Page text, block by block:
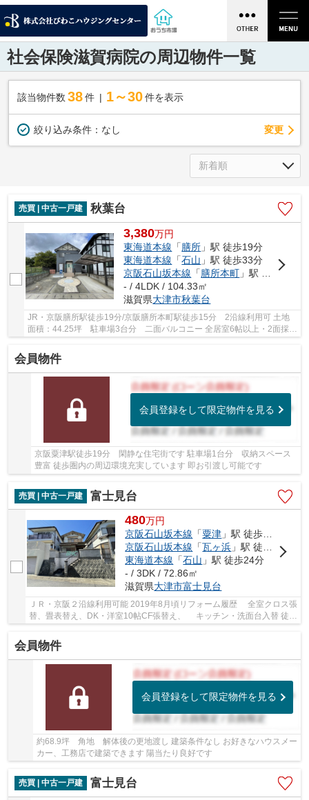
社会保険滋賀病院の周辺物件一覧
該当物件数 38件 1～30 件を表示
絞り込み条件： なし 変更
売買 | 中古一戸建 秋葉台
3,380万円
東海道本線 「膳所 」駅 徒歩19分
東海道本線 「石山 」駅 徒歩33分
京阪石山坂本線 「膳所本町 」駅 徒歩15分
- / 4LDK / 104.33㎡
滋賀県大津市秋葉台
JR・京阪膳所駅徒歩19分/京阪膳所本町駅徒歩15分 2沿線利用可 土地
面積：44.25坪 駐車場3台分 二面バルコニー 全居室6帖以上・2面採光
で陽当たり・通風良好です 【令和8年7月内装リ...
会員物件
会員登録をして限定物件を見る
京阪粟津駅徒歩19分 閑静な住宅街です 駐車場1台分 収納スペース
豊富 徒歩圏内の周辺環境充実しています 即お引渡し可能です
売買 | 中古一戸建 富士見台
480万円
京阪石山坂本線 「粟津 」駅 徒歩16分
京阪石山坂本線 「瓦ヶ浜 」駅 徒歩20分
東海道本線 「石山 」駅 徒歩24分
- / 3DK / 72.86㎡
滋賀県大津市富士見台
ＪＲ・京阪２沿線利用可能 2019年8月頃リフォーム履歴 全室クロス張
替、畳表替え、DK・洋室10帖CF張替え、 キッチン・洗面台入替 徒歩
会員物件
会員登録をして限定物件を見る
約68.9坪 角地 解体後の更地渡し 建築条件なし お好きなハウスメー
カー、工務店で建築できます 陽当たり良好です
売買 | 中古一戸建 富士見台